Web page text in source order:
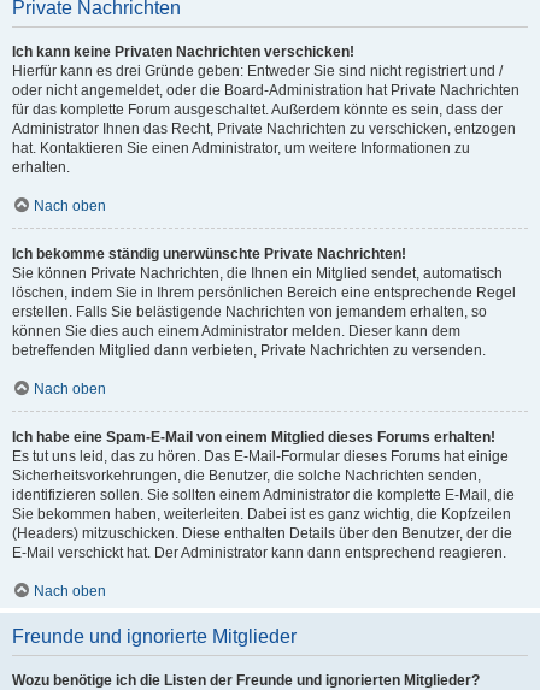
Private Nachrichten
Ich kann keine Privaten Nachrichten verschicken!
Hierfür kann es drei Gründe geben: Entweder Sie sind nicht registriert und /
oder nicht angemeldet, oder die Board-Administration hat Private Nachrichten
für das komplette Forum ausgeschaltet. Außerdem könnte es sein, dass der
Administrator Ihnen das Recht, Private Nachrichten zu verschicken, entzogen
hat. Kontaktieren Sie einen Administrator, um weitere Informationen zu
erhalten.
Nach oben
Ich bekomme ständig unerwünschte Private Nachrichten!
Sie können Private Nachrichten, die Ihnen ein Mitglied sendet, automatisch
löschen, indem Sie in Ihrem persönlichen Bereich eine entsprechende Regel
erstellen. Falls Sie belästigende Nachrichten von jemandem erhalten, so
können Sie dies auch einem Administrator melden. Dieser kann dem
betreffenden Mitglied dann verbieten, Private Nachrichten zu versenden.
Nach oben
Ich habe eine Spam-E-Mail von einem Mitglied dieses Forums erhalten!
Es tut uns leid, das zu hören. Das E-Mail-Formular dieses Forums hat einige
Sicherheitsvorkehrungen, die Benutzer, die solche Nachrichten senden,
identifizieren sollen. Sie sollten einem Administrator die komplette E-Mail, die
Sie bekommen haben, weiterleiten. Dabei ist es ganz wichtig, die Kopfzeilen
(Headers) mitzuschicken. Diese enthalten Details über den Benutzer, der die
E-Mail verschickt hat. Der Administrator kann dann entsprechend reagieren.
Nach oben
Freunde und ignorierte Mitglieder
Wozu benötige ich die Listen der Freunde und ignorierten Mitglieder?